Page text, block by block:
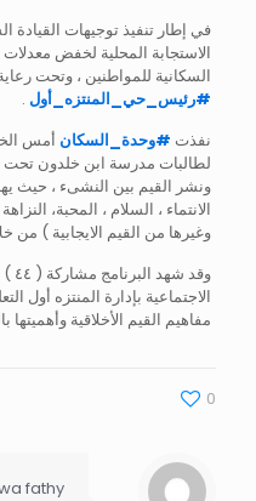
في إطار تنفيذ توجيهات القيادة
الاستجابة المحلية لخفض
السكانية للمواطنين ، وتحت
#رئيس_حي_المنتزه_أول .
نفذت #وحدة_السكان
لطالبات مدرسة ابن خلدون تحت
ونشر القيم بين النشىء ، حيث
الانتماء ، السلام ، المحبة،
وغيرها من القيم الايجابية ) من
الاجتماعية بإدارة المنتزه أول
مفاهيم القيم الأخلاقية وأهميتها
0
fathy